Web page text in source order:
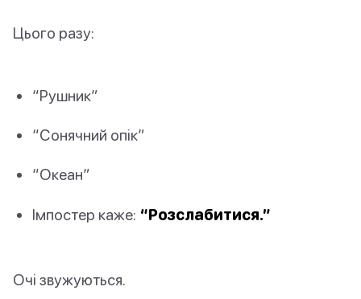
Цього разу:
“Рушник”
“Сонячний опік”
“Океан”
Імпостер каже: “Розслабитися.”
Очі звужуються.